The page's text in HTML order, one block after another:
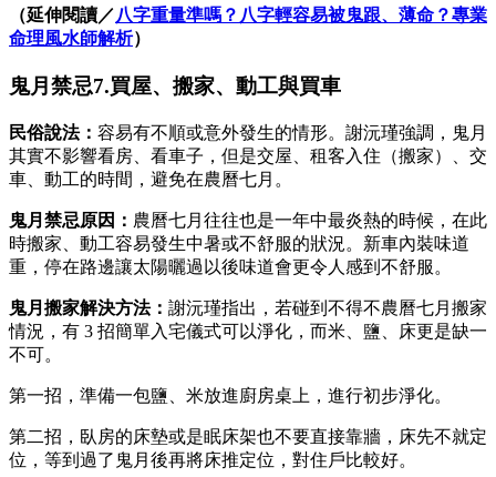
（延伸閱讀／八字重量準嗎？八字輕容易被鬼跟、薄命？專業
命理風水師解析）
鬼月禁忌7.買屋、搬家、動工與買車
民俗說法： 容易有不順或意外發生的情形。謝沅瑾強調，鬼月
其實不影響看房、看車子，但是交屋、租客入住（搬家）、交
車、動工的時間，避免在農曆七月。
鬼月禁忌原因： 農曆七月往往也是一年中最炎熱的時候，在此
時搬家、動工容易發生中暑或不舒服的狀況。新車內裝味道
重，停在路邊讓太陽曬過以後味道會更令人感到不舒服。
鬼月搬家解決方法： 謝沅瑾指出，若碰到不得不農曆七月搬家
情況，有 3 招簡單入宅儀式可以淨化，而米、鹽、床更是缺一
不可。
第一招，準備一包鹽、米放進廚房桌上，進行初步淨化。
第二招，臥房的床墊或是眠床架也不要直接靠牆，床先不就定
位，等到過了鬼月後再將床推定位，對住戶比較好。